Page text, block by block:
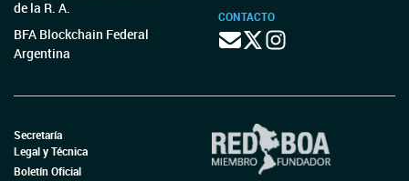
de la R. A.
BFA Blockchain Federal
Argentina
CONTACTO
Secretaría
Legal y Técnica
Boletín Oficial